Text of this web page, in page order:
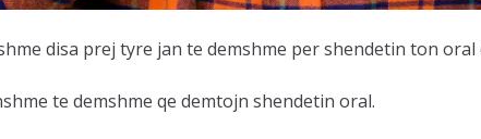
disa prej tyre jan te demshme per shendetin ton
te demshme qe demtojn shendetin oral.